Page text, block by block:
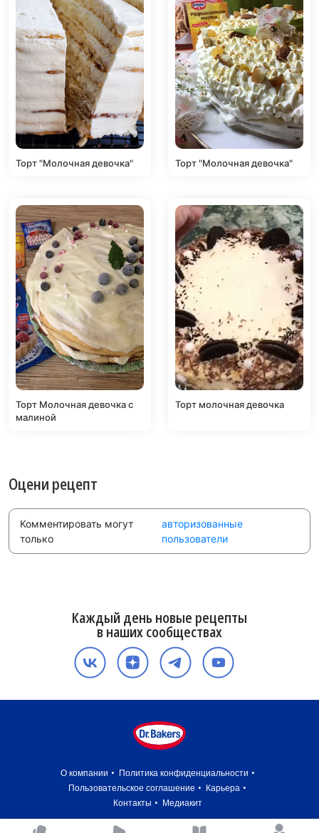
Торт "Молочная девочка" Торт "Молочная девочка"
Торт Молочная девочка с
малиной
Торт молочная девочка
Оцени рецепт
Комментировать могут
только
авторизованные
пользователи
Каждый день новые рецепты
в наших сообществах
О компании
Политика конфиденциальности
Пользовательское соглашение
Карьера
Контакты
Медиакит